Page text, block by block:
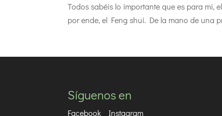
Todos sabéis lo importante que es para mi,
por ende, el Feng shui. De la mano de una
Síguenos en
Facebook Instagram